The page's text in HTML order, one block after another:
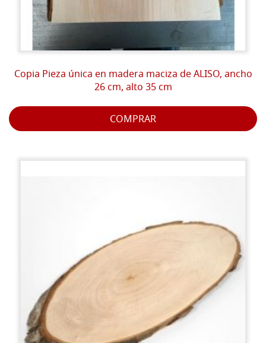
Copia Pieza única en madera maciza de ALISO, ancho
26 cm, alto 35 cm
COMPRAR